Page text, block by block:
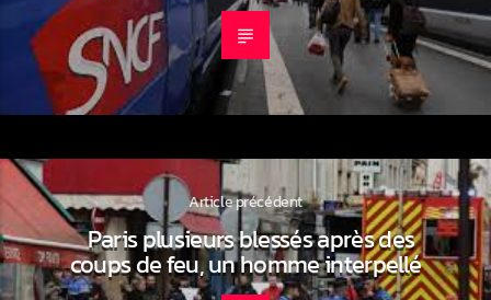
Article précédent
Paris plusieurs blessés après des
coups de feu, un homme interpellé